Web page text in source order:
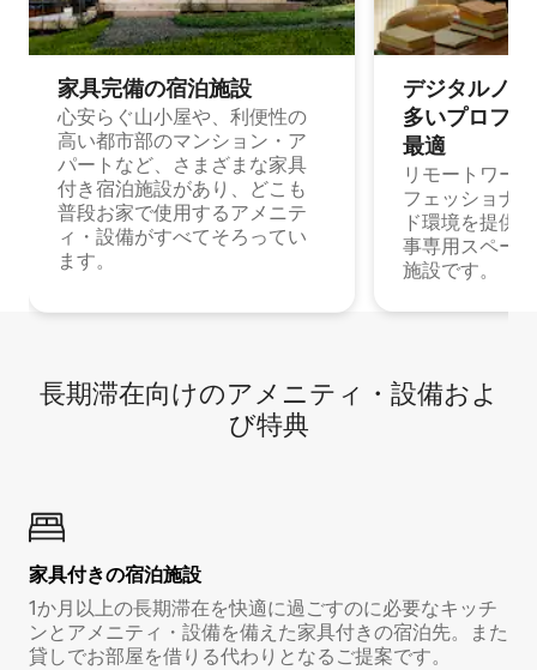
家具完備の宿⁠泊⁠施⁠設
心安らぐ山小屋や、利便性の
高い都市部のマンション・ア
パートなど、さまざまな家具
付き宿泊施設があり、どこも
普段お家で使用するアメニテ
ィ・設備がすべてそろってい
ます。
デジタルノ
多⁠いプ⁠ロ⁠フ⁠
最⁠適
リモートワー
フェッショナ
ド環境を提供
事専用スペー
施設です。
長期滞在向け⁠のア⁠メ⁠ニ⁠テ⁠ィ⁠・設⁠備⁠およ
び特⁠典
家具付き⁠の宿⁠泊⁠施⁠設
1か月以上の長期滞在を快適に過ごすのに必要なキッチ
ンとアメニティ・設備を備えた家具付きの宿泊先。また
貸しでお部屋を借りる代わりとなるご提案です。